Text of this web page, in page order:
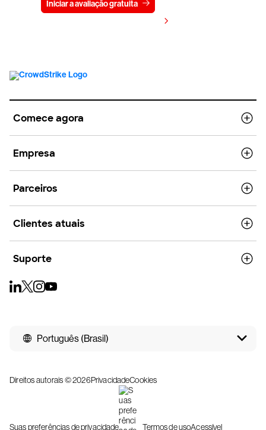
Iniciar a avaliação gratuita
Comece agora
Empresa
Parceiros
Clientes atuais
Suporte
Português (Brasil)
Direitos autorais © 2026PrivacidadeCookies
Suas preferências de privacidade Termos de usoAcessível